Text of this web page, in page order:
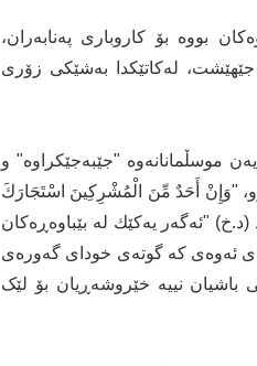
بووە بۆ کاروباری پەنابەران،
لەکاتێکدا بەشێکی زۆری
موسڵمانانەوە "جێبەجێکراوە" و
خوێندەوە کە ئایەتی 6ـی سوورەتی تەوبە بوو، "وَإِنْ أَحَدٌ مِّنَ الْمُشْرِكِينَ اسْتَجَارَكَ
"ئه‌گه‌ر یه‌كێك له‌ بێباوەڕەکان
ئه‌وه‌ی كه‌ گوتەی خودای گه‌وره‌ی
باشیان نییە خێروشەڕیان بۆ لێک